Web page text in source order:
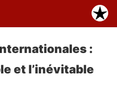
:
et l’inévitable